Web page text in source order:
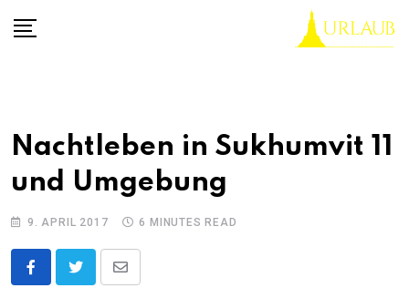
Nachtleben in Sukhumvit 11
und Umgebung
9. APRIL 2017 6 MINUTES READ
Share